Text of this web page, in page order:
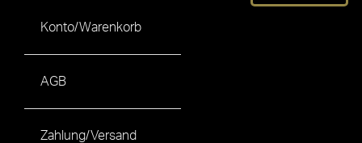
Konto/Warenkorb
AGB
Zahlung/Versand